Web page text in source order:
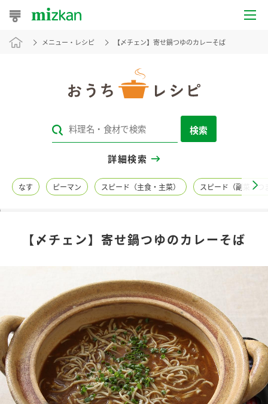
おうちレシピ
レシピカテゴリ一覧
レシピ名特集
商品情報
酢 調味酢
お酢ドリンク ぽん酢
新商品一覧
キャンペーン情報
ブランド・スペシャルサイト
ブランド・スペシャルサイト トップ
メニュー・レシピ 【〆チェン】寄せ鍋つゆのカレーそば
検索
詳細検索
なす ピーマン スピード（主食・主菜） スピード（副菜・つ
【〆チェン】寄せ鍋つゆのカレーそば